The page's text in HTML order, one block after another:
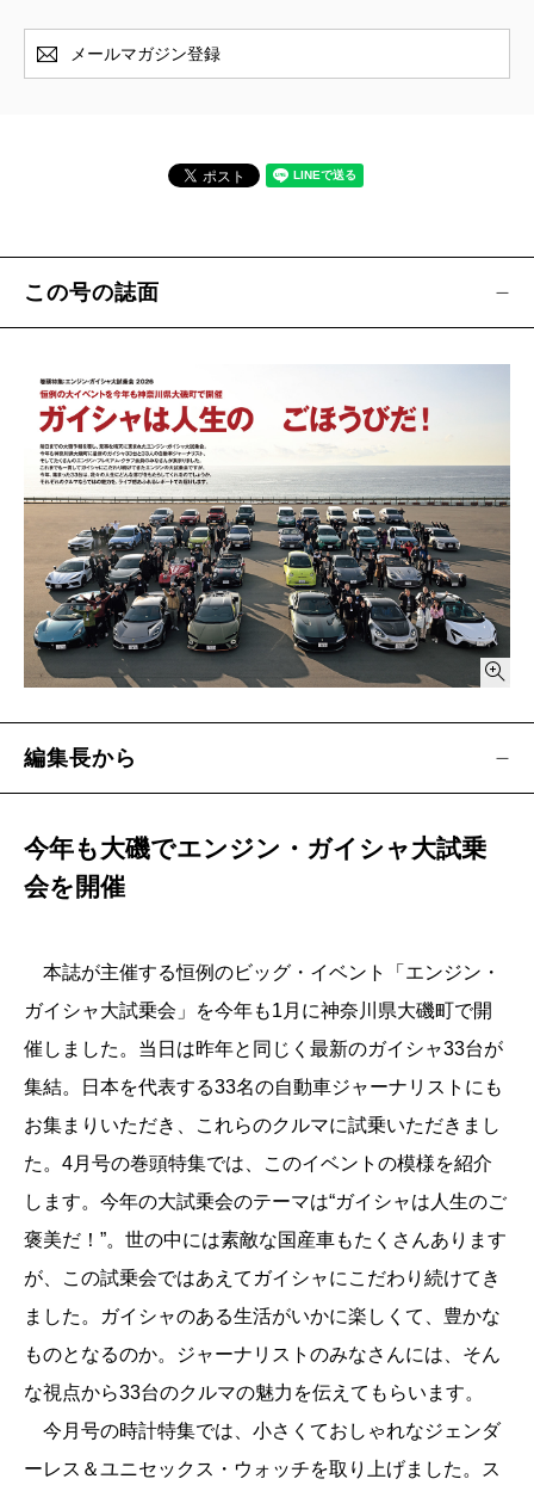
メールマガジン登録
この号の誌面
編集長から
今年も大磯でエンジン・ガイシャ大試乗
会を開催
本誌が主催する恒例のビッグ・イベント「エンジン・
ガイシャ大試乗会」を今年も1月に神奈川県大磯町で開
催しました。当日は昨年と同じく最新のガイシャ33台が
集結。日本を代表する33名の自動車ジャーナリストにも
お集まりいただき、これらのクルマに試乗いただきまし
た。4月号の巻頭特集では、このイベントの模様を紹介
します。今年の大試乗会のテーマは“ガイシャは人生のご
褒美だ！”。世の中には素敵な国産車もたくさんあります
が、この試乗会ではあえてガイシャにこだわり続けてき
ました。ガイシャのある生活がいかに楽しくて、豊かな
ものとなるのか。ジャーナリストのみなさんには、そん
な視点から33台のクルマの魅力を伝えてもらいます。
今月号の時計特集では、小さくておしゃれなジェンダ
ーレス＆ユニセックス・ウォッチを取り上げました。ス